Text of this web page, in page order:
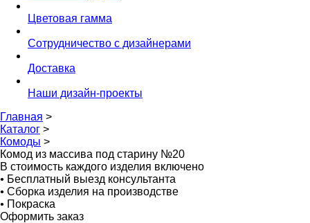
Цветовая гамма
Сотрудничество с дизайнерами
Доставка
Наши дизайн-проекты
Главная >
Каталог >
Комоды >
Комод из массива под старину №20
В стоимость каждого изделия включено
• Бесплатный выезд консультанта
• Сборка изделия на производстве
• Покраска
Оформить заказ